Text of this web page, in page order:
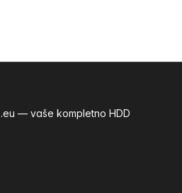
— vaše kompletno HDD